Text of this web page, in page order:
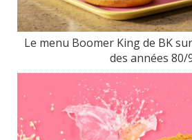
Le menu Boomer King de BK
des années 80/